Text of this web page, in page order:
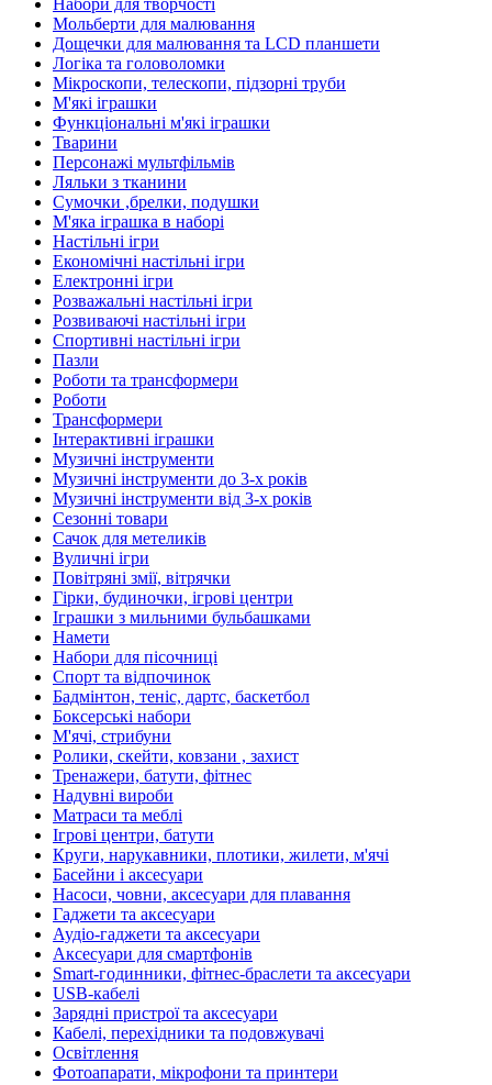
Набори для творчості
Мольберти для малювання
Дощечки для малювання та LCD планшети
Логіка та головоломки
Мікроскопи, телескопи, підзорні труби
М'які іграшки
Функціональні м'які іграшки
Тварини
Персонажі мультфільмів
Ляльки з тканини
Сумочки ,брелки, подушки
М'яка іграшка в наборі
Настільні ігри
Економічні настільні ігри
Електронні ігри
Розважальні настільні ігри
Розвиваючі настільні ігри
Спортивні настільні ігри
Пазли
Роботи та трансформери
Роботи
Трансформери
Інтерактивні іграшки
Музичні інструменти
Музичні інструменти до 3-х років
Музичні інструменти від 3-х років
Сезонні товари
Сачок для метеликів
Вуличні ігри
Повітряні змії, вітрячки
Гірки, будиночки, ігрові центри
Іграшки з мильними бульбашками
Намети
Набори для пісочниці
Спорт та відпочинок
Бадмінтон, теніс, дартс, баскетбол
Боксерські набори
М'ячі, стрибуни
Ролики, скейти, ковзани , захист
Тренажери, батути, фітнес
Надувні вироби
Матраси та меблі
Ігрові центри, батути
Круги, нарукавники, плотики, жилети, м'ячі
Басейни і аксесуари
Насоси, човни, аксесуари для плавання
Гаджети та аксесуари
Аудіо-гаджети та аксесуари
Аксесуари для смартфонів
Smart-годинники, фітнес-браслети та аксесуари
USB-кабелі
Зарядні пристрої та аксесуари
Кабелі, перехідники та подовжувачі
Освітлення
Фотоапарати, мікрофони та принтери